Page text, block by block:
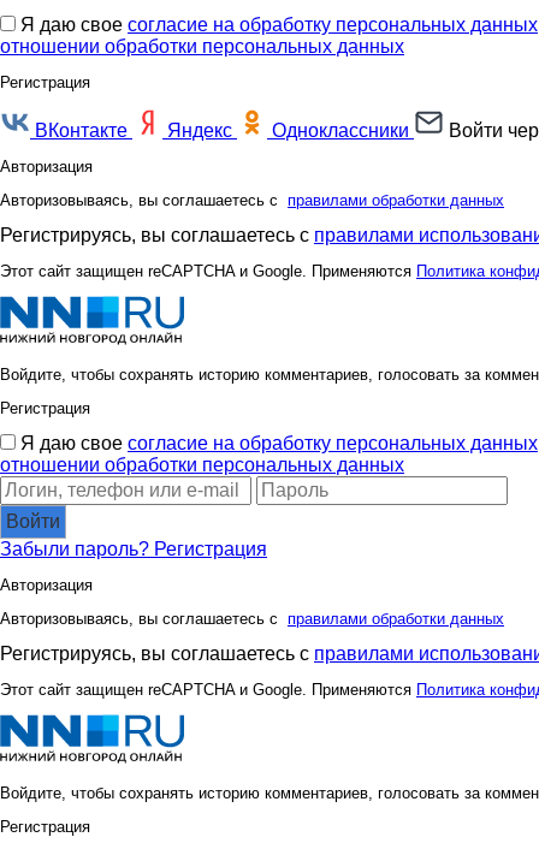
Я даю свое согласие на обработку персональных данных
отношении обработки персональных данных
Регистрация
ВКонтакте Яндекс Одноклассники Войти
Авторизация
Авторизовываясь, вы соглашаетесь с правилами обработки данных
Регистрируясь, вы соглашаетесь с правилами
Этот сайт защищен reCAPTCHA и Google. Применяются Политика
Войдите, чтобы сохранять историю комментариев, голосовать за
Регистрация
Я даю свое согласие на обработку персональных данных
отношении обработки персональных данных
Войти
Забыли пароль? Регистрация
Авторизация
Авторизовываясь, вы соглашаетесь с правилами обработки данных
Регистрируясь, вы соглашаетесь с правилами
Этот сайт защищен reCAPTCHA и Google. Применяются Политика
Войдите, чтобы сохранять историю комментариев, голосовать за
Регистрация